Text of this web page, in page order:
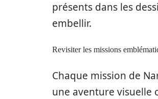
présents dans les
embellir.
Revisiter les missions
Chaque mission de
une aventure visuelle